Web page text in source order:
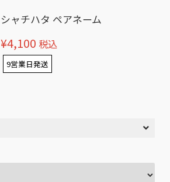
シャチハタ ペアネーム
¥4,100 税込
9営業日発送